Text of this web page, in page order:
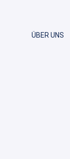
ÜBER UNS